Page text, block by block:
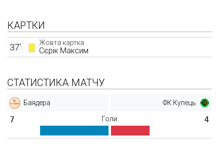
КАРТКИ
Жовта картка
Сєрік Максим
37'
СТАТИСТИКА МАТЧУ
Баядера ФК Купець
7 Голи 4